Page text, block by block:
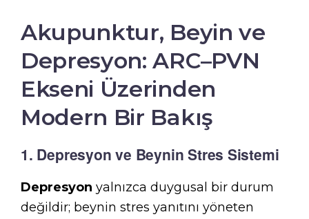
Akupunktur, Beyin ve
Depresyon: ARC–PVN
Ekseni Üzerinden
Modern Bir Bakış
1. Depresyon ve Beynin Stres Sistemi
Depresyon yalnızca duygusal bir durum
değildir; beynin stres yanıtını yöneten